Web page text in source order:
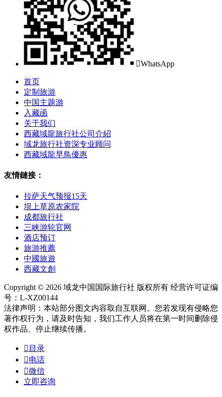
WhatsApp
首页
定制旅游
中国主题游
入藏函
关于我们
西藏域龍旅行社公司介紹
域龙旅行社资深专业顾问
西藏域龍早鳥優惠
友情鏈接：
拉萨天气预报15天
坝上草原农家院
成都旅行社
三峡游轮官网
酒店预订
旅游推薦
中國旅遊
西藏文創
Copyright © 2026 域龙中国国际旅行社 版权所有 经营许可证编
号：L-XZ00144
法律声明：本站部分图文内容取自互联网。您若发现有侵略您
著作权行为，请及时告知，我们工作人员将在第一时间删除侵
权作品、停止继续传播。
 目录
电话
微信
立即咨询